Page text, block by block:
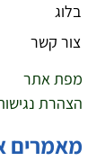
בלוג
צור קשר
מפת אתר
הצהרת
מאמרים